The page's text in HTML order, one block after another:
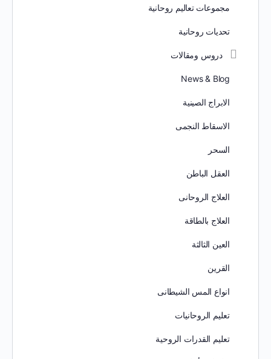
مجموعات تعاليم روحانية
تحديات روحانية
دروس ومقالات
News & Blog
الابراج الصينية
الاسقاط النجمى
السحر
العقل الباطن
العلاج الروحانى
العلاج بالطاقة
العين الثالثة
القرين
انواع المس الشيطانى
تعليم الروحانيات
تعليم القدرات الروحية